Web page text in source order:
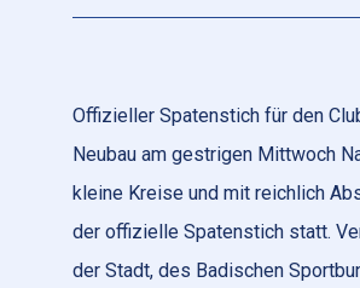
Offizieller Spatenstich für den
Neubau am gestrigen Mittwoch
kleine Kreise und mit reichlich
der offizielle Spatenstich statt.
der Stadt, des Badischen